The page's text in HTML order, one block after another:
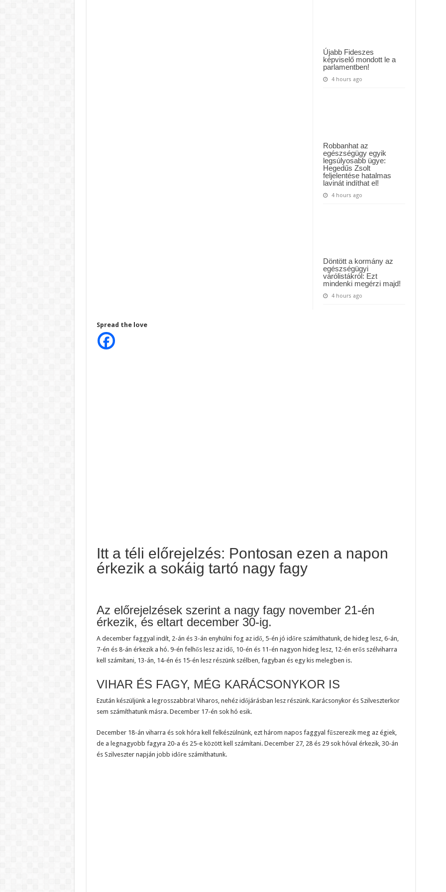
Újabb Fideszes
képviselő mondott le a
parlamentben!
4 hours ago
Robbanhat az
egészségügy egyik
legsúlyosabb ügye:
Hegedűs Zsolt
feljelentése hatalmas
lavinát indíthat el!
4 hours ago
Döntött a kormány az
egészségügyi
várólistákról: Ezt
mindenki megérzi majd!
4 hours ago
Spread the love
Itt a téli előrejelzés: Pontosan ezen a napon
érkezik a sokáig tartó nagy fagy
Az előrejelzések szerint a nagy fagy november 21-én
érkezik, és eltart december 30-ig.
A december faggyal indít, 2-án és 3-án enyhülni fog az idő, 5-én jó időre számíthatunk, de hideg lesz, 6-án,
7-én és 8-án érkezik a hó. 9-én felhős lesz az idő, 10-én és 11-én nagyon hideg lesz, 12-én erős szélviharra
kell számítani, 13-án, 14-én és 15-én lesz részünk szélben, fagyban és egy kis melegben is.
VIHAR ÉS FAGY, MÉG KARÁCSONYKOR IS
Ezután készüljünk a legrosszabbra! Viharos, nehéz időjárásban lesz részünk. Karácsonykor és Szilveszterkor
sem számíthatunk másra. December 17-én sok hó esik.
December 18-án viharra és sok hóra kell felkészülnünk, ezt három napos faggyal fűszerezik meg az égiek,
de a legnagyobb fagyra 20-a és 25-e között kell számítani. December 27, 28 és 29 sok hóval érkezik, 30-án
és Szilveszter napján jobb időre számíthatunk.